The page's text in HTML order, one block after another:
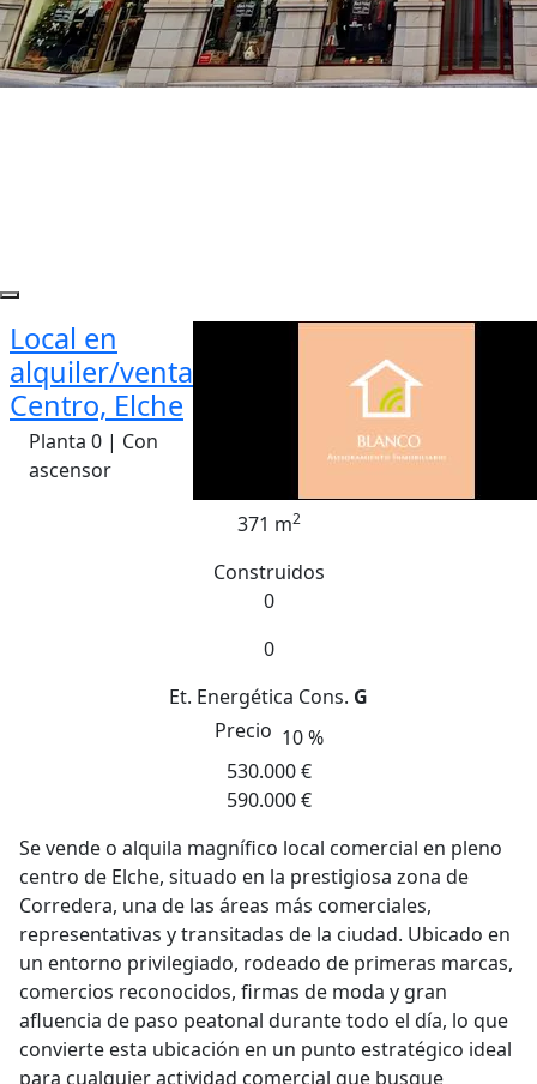
Local en
alquiler/venta
Centro, Elche
Planta 0 | Con
ascensor
371 m2
Construidos
0
0
Et. Energética Cons. G
Precio 10 %
530.000 €
590.000 €
Se vende o alquila magnífico local comercial en pleno
centro de Elche, situado en la prestigiosa zona de
Corredera, una de las áreas más comerciales,
representativas y transitadas de la ciudad. Ubicado en
un entorno privilegiado, rodeado de primeras marcas,
comercios reconocidos, firmas de moda y gran
afluencia de paso peatonal durante todo el día, lo que
convierte esta ubicación en un punto estratégico ideal
para cualquier actividad comercial que busque